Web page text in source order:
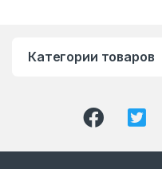
Категории товаров